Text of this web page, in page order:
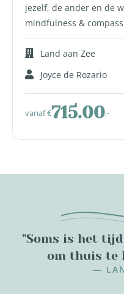
jezelf, de ander en de
mindfulness &
Land aan Zee
Joyce de Rozario
vanaf €715.00,-
"Soms is het
om thuis te
—